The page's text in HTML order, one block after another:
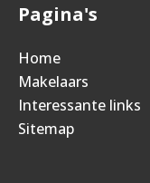
Pagina's
Home
Makelaars
Interessante links
Sitemap